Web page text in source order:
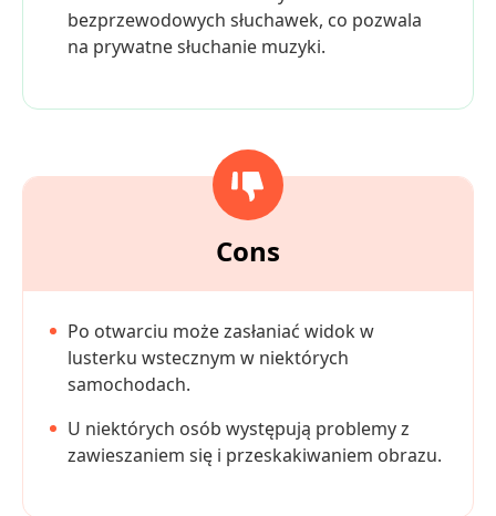
bezprzewodowych słuchawek, co pozwala
na prywatne słuchanie muzyki.
Cons
Po otwarciu może zasłaniać widok w
lusterku wstecznym w niektórych
samochodach.
U niektórych osób występują problemy z
zawieszaniem się i przeskakiwaniem obrazu.